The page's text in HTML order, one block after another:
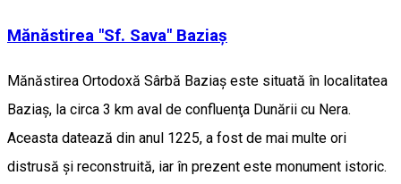
Mănăstirea "Sf. Sava" Baziaș
Mănăstirea Ortodoxă Sârbă Baziaş este situată în localitatea
Baziaş, la circa 3 km aval de confluenţa Dunării cu Nera.
Aceasta datează din anul 1225, a fost de mai multe ori
distrusă şi reconstruită, iar în prezent este monument istoric.